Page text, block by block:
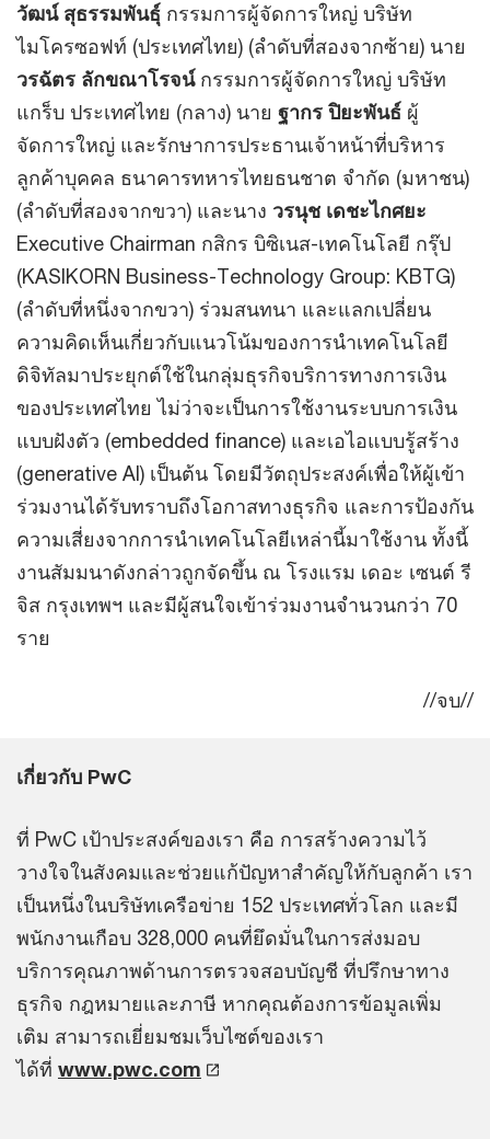
วัฒน์ สุธรรมพันธุ์ กรรมการผู้จัดการใหญ่ บริษัท
ไมโครซอฟท์ (ประเทศไทย) (ลำดับที่สองจากซ้าย) นาย
วรฉัตร ลักขณาโรจน์กรรมการผู้จัดการใหญ่ บริษัท
แกร็บ ประเทศไทย (กลาง) นาย ฐากร ปิยะพันธ์ ผู้
จัดการใหญ่ และรักษาการประธานเจ้าหน้าที่บริหาร
ลูกค้าบุคคล ธนาคารทหารไทยธนชาต จำกัด (มหาชน)
(ลำดับที่สองจากขวา) และนาง วรนุช เดชะไกศยะ
Executive Chairman กสิกร บิซิเนส-เทคโนโลยี กรุ๊ป
(KASIKORN Business-Technology Group: KBTG)
(ลำดับที่หนึ่งจากขวา) ร่วมสนทนา และแลกเปลี่ยน
ความคิดเห็นเกี่ยวกับแนวโน้มของการนำเทคโนโลยี
ดิจิทัลมาประยุกต์ใช้ในกลุ่มธุรกิจบริการทางการเงิน
ของประเทศไทย ไม่ว่าจะเป็นการใช้งานระบบการเงิน
แบบฝังตัว (embedded finance) และเอไอแบบรู้สร้าง
(generative AI) เป็นต้น โดยมีวัตถุประสงค์เพื่อให้ผู้เข้า
ร่วมงานได้รับทราบถึงโอกาสทางธุรกิจ และการป้องกัน
ความเสี่ยงจากการนำเทคโนโลยีเหล่านี้มาใช้งาน ทั้งนี้
งานสัมมนาดังกล่าวถูกจัดขึ้น ณ โรงแรม เดอะ เซนต์ รี
จิส กรุงเทพฯ และมีผู้สนใจเข้าร่วมงานจำนวนกว่า 70
ราย
//จบ//
เกี่ยวกับ PwC
ที่ PwC เป้าประสงค์ของเรา คือ การสร้างความไว้
วางใจในสังคมและช่วยแก้ปัญหาสำคัญให้กับลูกค้า เรา
เป็นหนึ่งในบริษัทเครือข่าย 152 ประเทศทั่วโลก และมี
พนักงานเกือบ 328,000 คนที่ยึดมั่นในการส่งมอบ
บริการคุณภาพด้านการตรวจสอบบัญชี ที่ปรึกษาทาง
ธุรกิจ กฎหมายและภาษี หากคุณต้องการข้อมูลเพิ่ม
เติม สามารถเยี่ยมชมเว็บไซต์ของเรา
ได้ที่ www.pwc.com